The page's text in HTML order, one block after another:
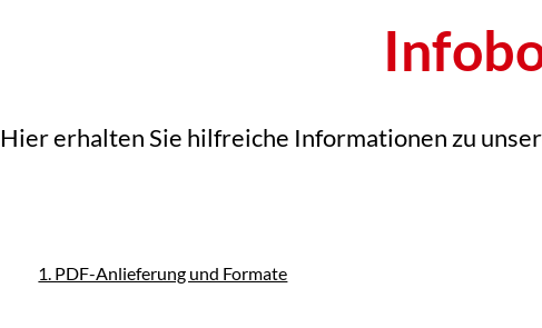
Hier erhalten Sie hilfreiche Informationen zu
1. PDF-Anlieferung und Formate